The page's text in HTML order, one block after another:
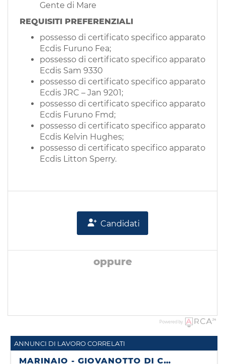
Gente di Mare
REQUISITI PREFERENZIALI
possesso di certificato specifico apparato
Ecdis Furuno Fea;
possesso di certificato specifico apparato
Ecdis Sam 9330
possesso di certificato specifico apparato
Ecdis JRC – Jan 9201;
possesso di certificato specifico apparato
Ecdis Furuno Fmd;
possesso di certificato specifico apparato
Ecdis Kelvin Hughes;
possesso di certificato specifico apparato
Ecdis Litton Sperry.
Candidati
oppure
Powered by
ANNUNCI DI LAVORO CORRELATI
MARINAIO - GIOVANOTTO DI COPERTA